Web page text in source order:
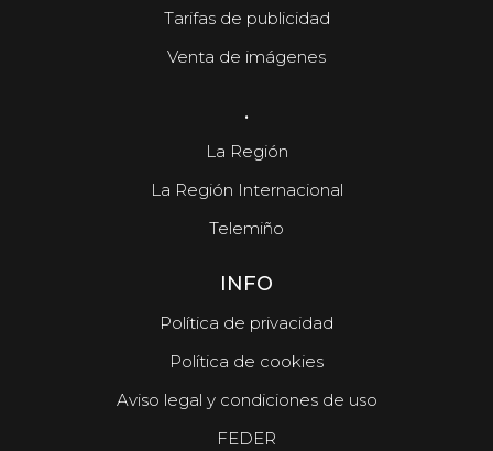
Tarifas de publicidad
Venta de imágenes
.
La Región
La Región Internacional
Telemiño
INFO
Política de privacidad
Política de cookies
Aviso legal y condiciones de uso
FEDER